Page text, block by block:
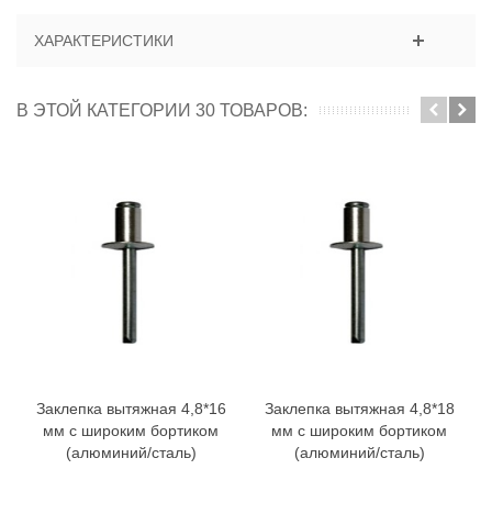
ХАРАКТЕРИСТИКИ
В ЭТОЙ КАТЕГОРИИ 30 ТОВАРОВ:
Заклепка вытяжная 4,8*16
мм с широким бортиком
(алюминий/сталь)
Заклепка вытяжная 4,8*18
мм с широким бортиком
(алюминий/сталь)